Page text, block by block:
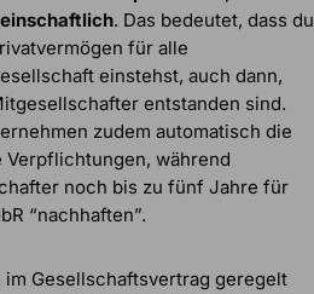
. Das bedeutet, dass du
für alle
einstehst, auch dann,
entstanden sind.
zudem automatisch die
während
noch bis zu fünf Jahre für
“nachhaften”.
im Gesellschaftsvertrag geregelt